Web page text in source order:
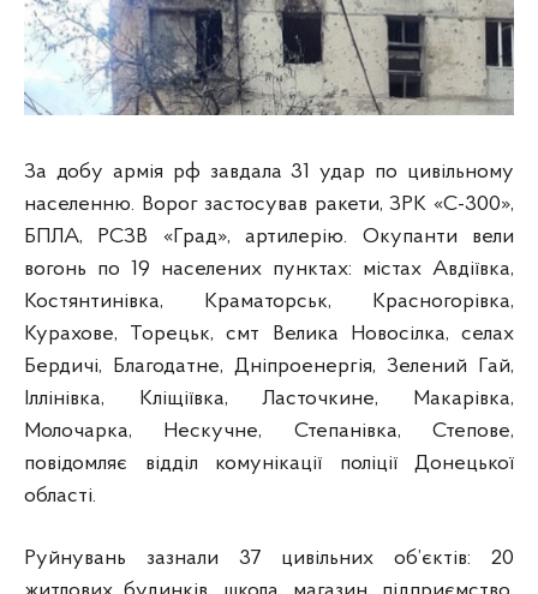
За добу армія рф завдала 31 удар по цивільному
населенню. Ворог застосував ракети, ЗРК «С-300»,
БПЛА, РСЗВ «Град», артилерію. Окупанти вели
вогонь по 19 населених пунктах: містах Авдіївка,
Костянтинівка, Краматорськ, Красногорівка,
Курахове, Торецьк, смт Велика Новосілка, селах
Бердичі, Благодатне, Дніпроенергія, Зелений Гай,
Іллінівка, Кліщіївка, Ласточкине, Макарівка,
Молочарка, Нескучне, Степанівка, Степове,
повідомляє відділ комунікації поліції Донецької
області.
Руйнувань зазнали 37 цивільних об’єктів: 20